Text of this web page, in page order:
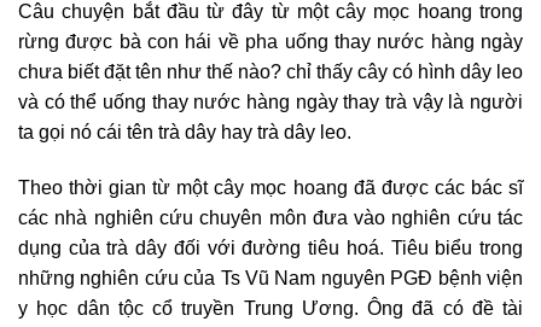
Câu chuyện bắt đầu từ đây từ một cây mọc hoang trong
rừng được bà con hái về pha uống thay nước hàng ngày
chưa biết đặt tên như thế nào? chỉ thấy cây có hình dây leo
và có thể uống thay nước hàng ngày thay trà vậy là người
ta gọi nó cái tên trà dây hay trà dây leo.
Theo thời gian từ một cây mọc hoang đã được các bác sĩ
các nhà nghiên cứu chuyên môn đưa vào nghiên cứu tác
dụng của trà dây đối với đường tiêu hoá. Tiêu biểu trong
những nghiên cứu của Ts Vũ Nam nguyên PGĐ bệnh viện
y học dân tộc cổ truyền Trung Ương. Ông đã có đề tài